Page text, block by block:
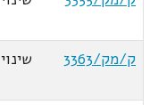
ק/מק/3363
שינוי